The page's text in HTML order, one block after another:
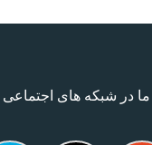
ما در شبکه های اجتماعی